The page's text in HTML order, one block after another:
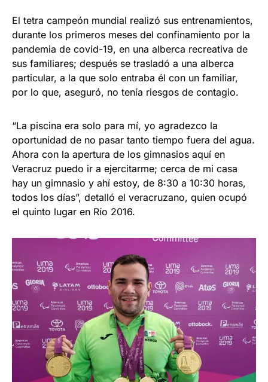
El tetra campeón mundial realizó sus entrenamientos,
durante los primeros meses del confinamiento por la
pandemia de covid-19, en una alberca recreativa de
sus familiares; después se trasladó a una alberca
particular, a la que solo entraba él con un familiar,
por lo que, aseguró, no tenía riesgos de contagio.
“La piscina era solo para mí, yo agradezco la
oportunidad de no pasar tanto tiempo fuera del agua.
Ahora con la apertura de los gimnasios aquí en
Veracruz puedo ir a ejercitarme; cerca de mi casa
hay un gimnasio y ahí estoy, de 8:30 a 10:30 horas,
todos los días”, detalló el veracruzano, quien ocupó
el quinto lugar en Río 2016.